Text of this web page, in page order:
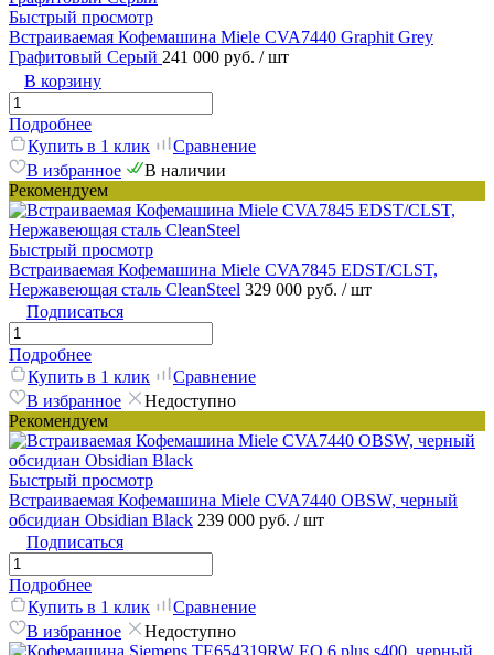
Быстрый просмотр
Встраиваемая Кофемашина Miele CVA7440 Graphit Grey
Графитовый Серый 241 000 руб. / шт
В корзину
Подробнее
Купить в 1 клик
Сравнение
В избранное
В наличии
Рекомендуем
Быстрый просмотр
Встраиваемая Кофемашина Miele CVA7845 EDST/CLST,
Нержавеющая сталь CleanSteel 329 000 руб. / шт
Подписаться
Подробнее
Купить в 1 клик
Сравнение
В избранное
Недоступно
Рекомендуем
Быстрый просмотр
Встраиваемая Кофемашина Miele CVA7440 OBSW, черный
обсидиан Obsidian Black 239 000 руб. / шт
Подписаться
Подробнее
Купить в 1 клик
Сравнение
В избранное
Недоступно